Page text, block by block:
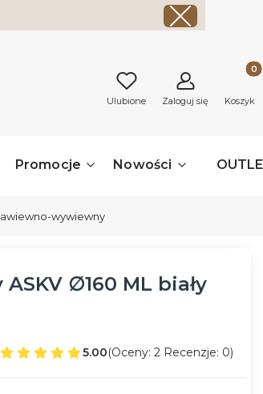
Ulubione Zaloguj się Koszyk
Promocje Nowości
wywiewny
∅160 ML biały
5.00(Oceny: 2 Recenzje: 0)